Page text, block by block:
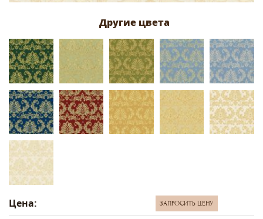
Цена: ЗАПРОСИТЬ ЦЕНУ